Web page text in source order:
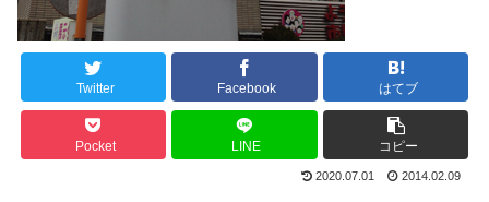
Twitter Facebook はてブ
Pocket LINE コピー
2020.07.01 2014.02.09